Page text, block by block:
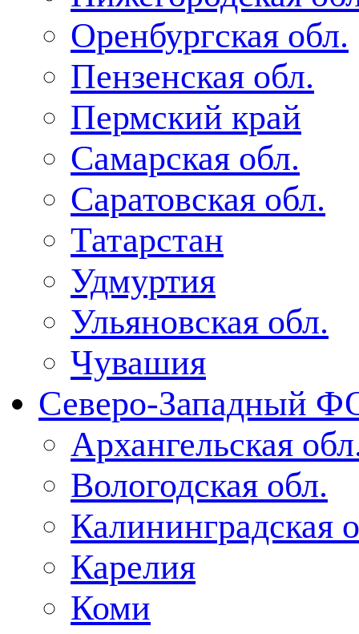
Оренбургская обл.
Пензенская обл.
Пермский край
Самарская обл.
Саратовская обл.
Татарстан
Удмуртия
Ульяновская обл.
Чувашия
Северо-Западный
Архангельская
Вологодская обл.
Калининградская
Карелия
Коми